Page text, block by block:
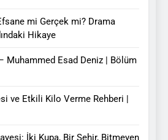
mi Gerçek mi? Drama
Hikaye
Muhammed Esad Deniz | Bölüm
ve Etkili Kilo Verme Rehberi |
İki Kupa, Bir Şehir, Bitmeyen